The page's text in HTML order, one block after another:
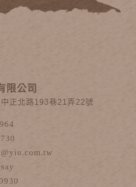
限公司
正北路193巷21弄22號